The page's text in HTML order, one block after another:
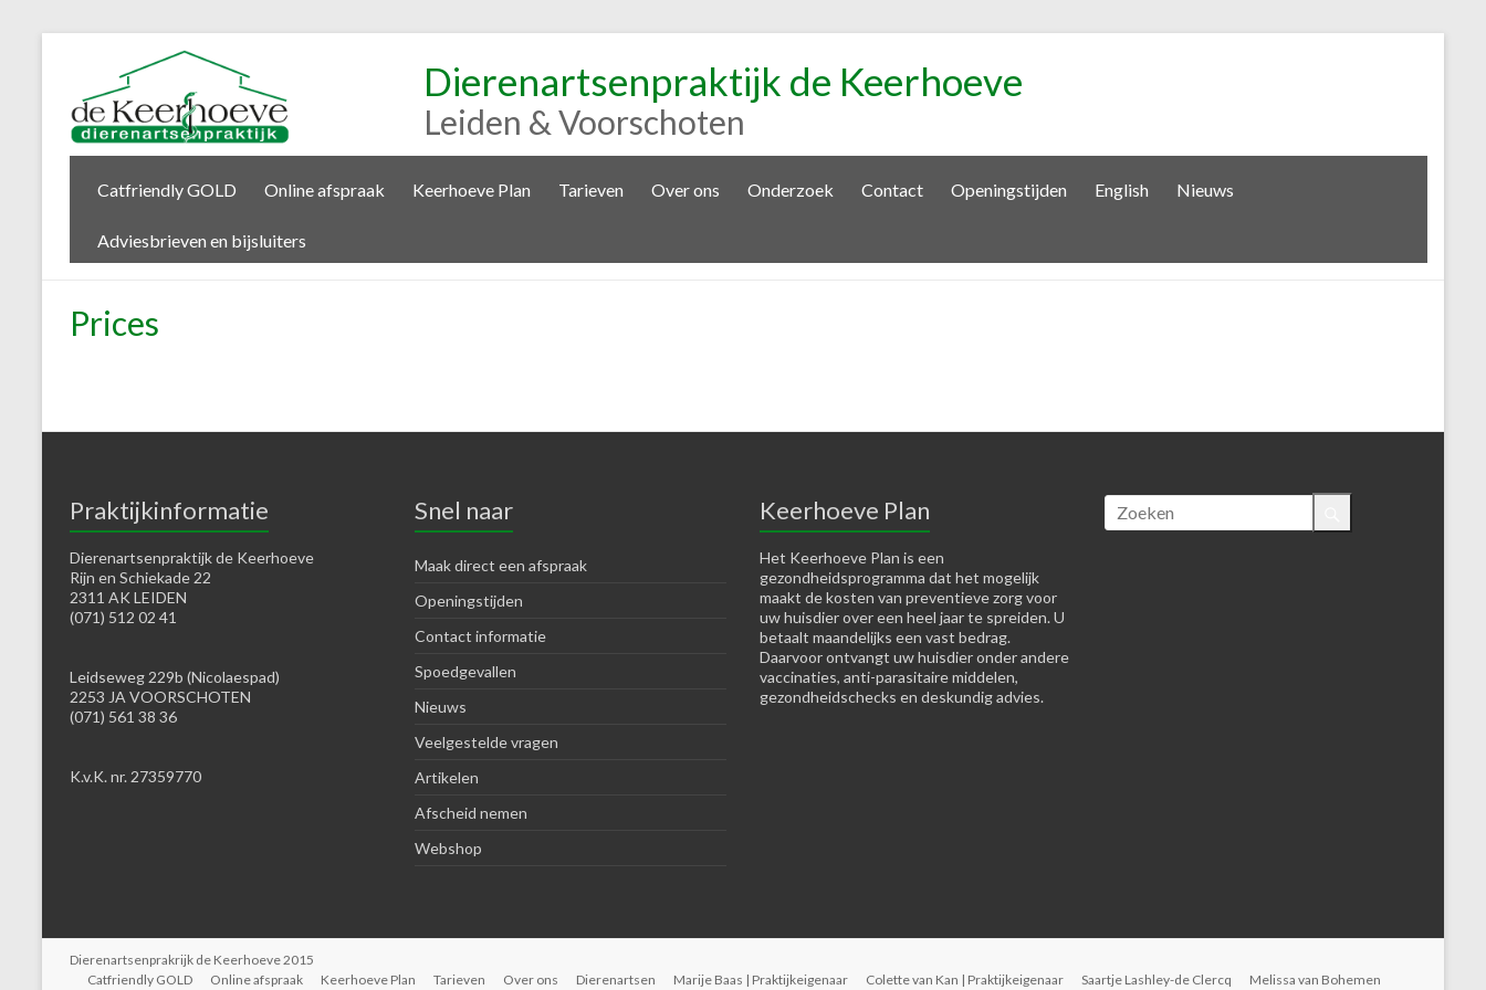
Dierenartsenpraktijk de Keerhoeve
Leiden & Voorschoten
Catfriendly GOLD Online afspraak Keerhoeve Plan Tarieven Over ons Onderzoek Contact Openingstijden English Nieuws
Adviesbrieven en bijsluiters
Prices
Praktijkinformatie
Dierenartsenpraktijk de Keerhoeve
Rijn en Schiekade 22
2311 AK LEIDEN
(071) 512 02 41
Leidseweg 229b (Nicolaespad)
2253 JA VOORSCHOTEN
(071) 561 38 36
K.v.K. nr. 27359770
Snel naar
Maak direct een afspraak
Openingstijden
Contact informatie
Spoedgevallen
Nieuws
Veelgestelde vragen
Artikelen
Afscheid nemen
Webshop
Keerhoeve Plan
Het Keerhoeve Plan is een
gezondheidsprogramma dat het mogelijk
maakt de kosten van preventieve zorg voor
uw huisdier over een heel jaar te spreiden. U
betaalt maandelijks een vast bedrag.
Daarvoor ontvangt uw huisdier onder andere
vaccinaties, anti-parasitaire middelen,
gezondheidschecks en deskundig advies.
Dierenartsenprakrijk de Keerhoeve 2015
Catfriendly GOLD
Online afspraak Keerhoeve Plan Tarieven Over ons Dierenartsen Marije Baas | Praktijkeigenaar Colette van Kan | Praktijkeigenaar Saartje Lashley-de Clercq Melissa van Bohemen